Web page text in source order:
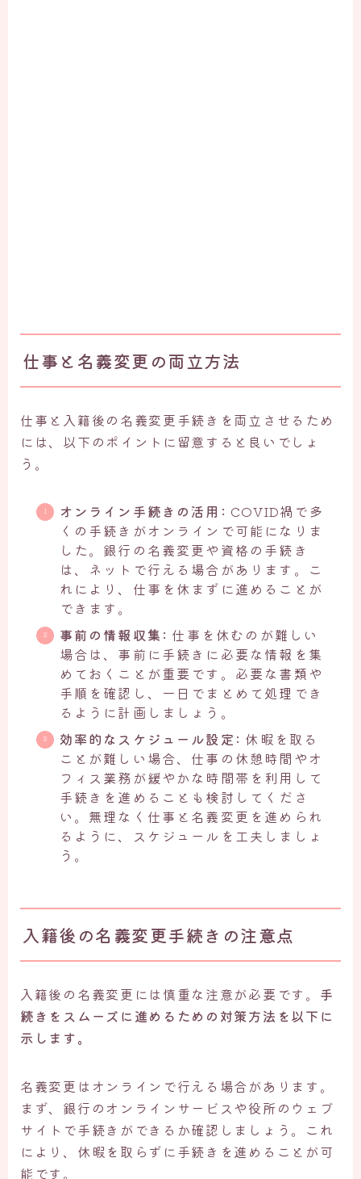
仕事と名義変更の両立方法
仕事と入籍後の名義変更手続きを両立させるため
には、以下のポイントに留意すると良いでしょ
う。
オンライン手続きの活用: COVID禍で多
くの手続きがオンラインで可能になりま
した。銀行の名義変更や資格の手続き
は、ネットで行える場合があります。こ
れにより、仕事を休まずに進めることが
できます。
事前の情報収集: 仕事を休むのが難しい
場合は、事前に手続きに必要な情報を集
めておくことが重要です。必要な書類や
手順を確認し、一日でまとめて処理でき
るように計画しましょう。
効率的なスケジュール設定: 休暇を取る
ことが難しい場合、仕事の休憩時間やオ
フィス業務が緩やかな時間帯を利用して
手続きを進めることも検討してくださ
い。無理なく仕事と名義変更を進められ
るように、スケジュールを工夫しましょ
う。
入籍後の名義変更手続きの注意点
入籍後の名義変更には慎重な注意が必要です。 手
続きをスムーズに進めるための対策方法を以下に
示します。
名義変更はオンラインで行える場合があります。
まず、銀行のオンラインサービスや役所のウェブ
サイトで手続きができるか確認しましょう。これ
により、休暇を取らずに手続きを進めることが可
能です。